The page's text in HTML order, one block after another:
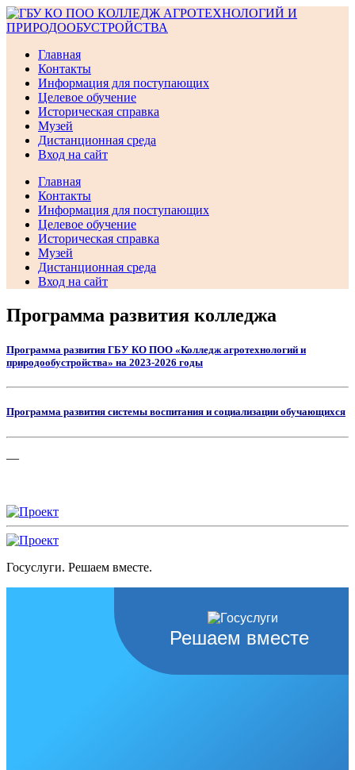
Перейти
к
Главная
Контакты
Информация для поступающих
Целевое обучение
Историческая справка
Музей
Дистанционная среда
Вход на сайт
Главная
Контакты
Информация для поступающих
Целевое обучение
Историческая справка
Музей
Дистанционная среда
Вход на сайт
Программа развития колледжа
Программа развития ГБУ КО ПОО «Колледж агротехнологий и
природообустройства» на 2023-2026 годы
Программа развития системы воспитания и социализации обучающихся
—
Госуслуги. Решаем вместе.
Решаем вместе